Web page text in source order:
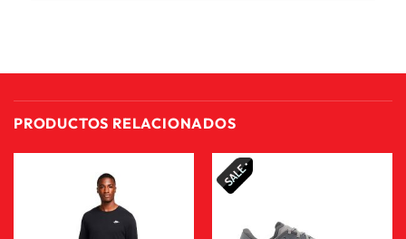
PRODUCTOS RELACIONADOS